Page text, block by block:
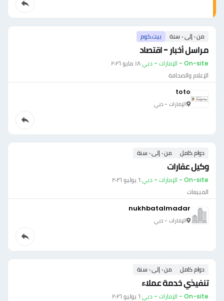
من ٠ إلى ٠ سنة بيت.كوم
مراسل أخبار - اقتصاد
On-site - الإمارات - دبي ·١٨ مايو ٢٠٢٦
الإعلام والصحافة
toto
الإمارات - دبي
دوام كامل من ٠ إلى ٠ سنة
وكيل عقارات
On-site - الإمارات - دبي ·٦ يوليو ٢٠٢٦
المبيعات
nukhbatalmadar
الإمارات - دبي
دوام كامل من ٠ إلى ٠ سنة
تنفيذي خدمة عملاء
On-site - الإمارات - دبي ·٦ يوليو ٢٠٢٦